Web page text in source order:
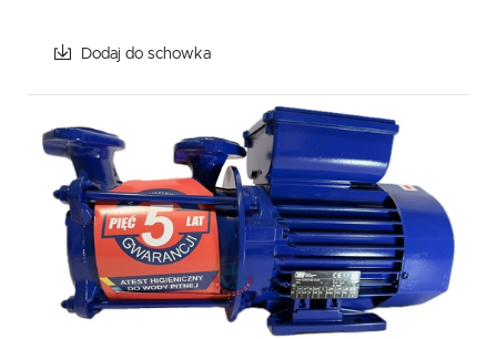
Dodaj do schowka